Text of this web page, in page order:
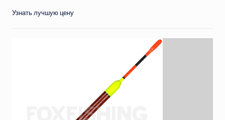
Узнать лучшую цену